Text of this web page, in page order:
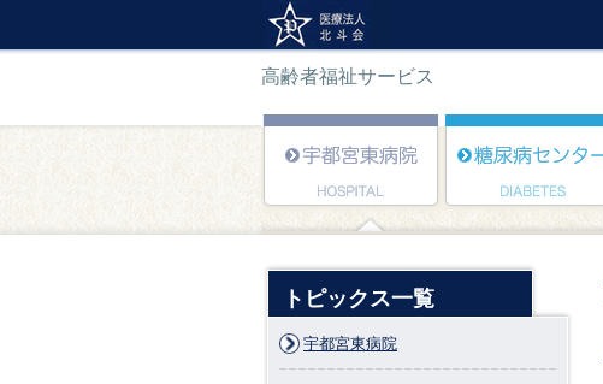
高齢者福祉サービス
トピックス一覧
宇都宮東病院